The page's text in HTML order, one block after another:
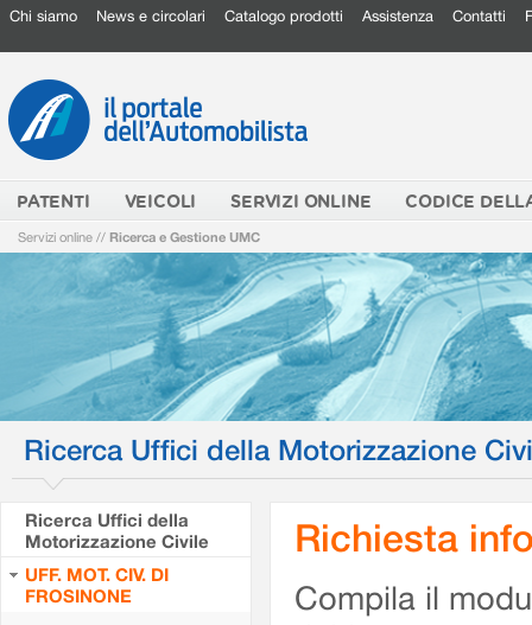
Chi siamo News e circolari Catalogo prodotti Assistenza Contatti
PATENTI VEICOLI SERVIZI ONLINE CODICE
Servizi online // Ricerca e Gestione UMC
Ricerca Uffici della Motorizzazione
Ricerca Uffici della
Motorizzazione Civile
UFF. MOT. CIV. DI
FROSINONE
Richiesta
Compila il